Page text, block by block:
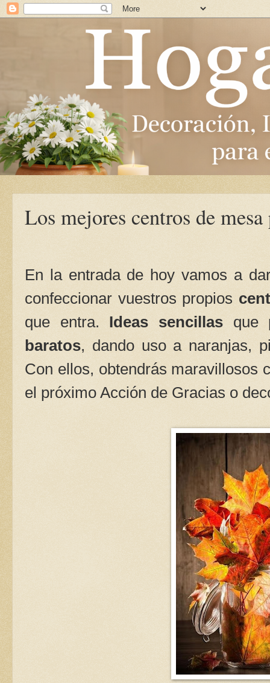
Los mejores centros de
En la entrada de hoy vamos a
confeccionar vuestros propios
que entra. Ideas sencillasque
baratos, dando uso a naranjas,
Con ellos, obtendrás maravillosos
el próximo Acción de Gracias o